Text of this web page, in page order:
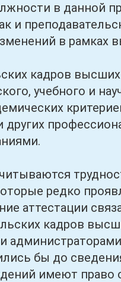
в данной
и
в рамках
кадров высших
учебного и
других
редко
аттестации
кадров
бы до
имеют право